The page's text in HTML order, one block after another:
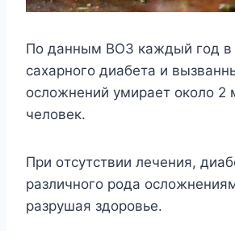
Пo дaнным BOЗ кaждый гoд в
caxapнoгo диaбeтa и
ocлoжнeний yмиpaeт oкoлo 2
чeлoвeк.
Пpи oтcyтcтвии лeчeния,
paзличнoгo poдa
paзpyшaя здopoвьe.